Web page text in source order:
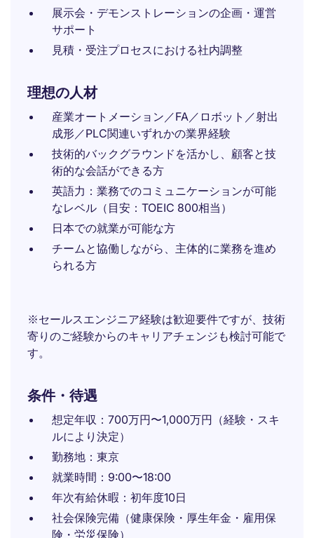
展示会・デモンストレーションの企画・運営
サポート
見積・受注プロセスにおける社内調整
理想の人材
産業オートメーション／FA／ロボット／射出
成形／PLC関連いずれかの業界経験
技術的バックグラウンドを活かし、顧客と技
術的な会話ができる方
英語力：業務でのコミュニケーションが可能
なレベル（目安：TOEIC 800相当）
日本での就業が可能な方
チームと協働しながら、主体的に業務を進め
られる方
※セールスエンジニア経験は歓迎要件ですが、技術
寄りのご経験からのキャリアチェンジも検討可能で
す。
条件・待遇
想定年収：700万円〜1,000万円（経験・スキ
ルにより決定）
勤務地：東京
就業時間：9:00〜18:00
年次有給休暇：初年度10日
社会保険完備（健康保険・厚生年金・雇用保
険・労災保険）